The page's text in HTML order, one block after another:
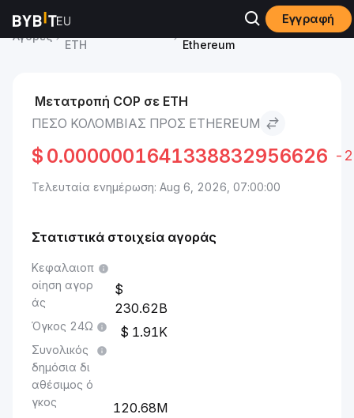
Εγγραφή
Αγορές
Ethereum Τιμή
ETH
Πέσο Κολομβίας to
Ethereum
Μετατροπή COP σε ETH
ΠΈΣΟ ΚΟΛΟΜΒΊΑΣ ΠΡΟΣ ETHEREUM
$ 0.0000001641338832956626 -
Τελευταία ενημέρωση: Aug 6, 2026, 07:00:00
Στατιστικά στοιχεία αγοράς
Κεφαλαιοπ
οίηση αγορ
άς
230.62B
Όγκος 24Ω 1.91K
Συνολικός
δημόσια δι
αθέσιμος ό
γκος
120.68M